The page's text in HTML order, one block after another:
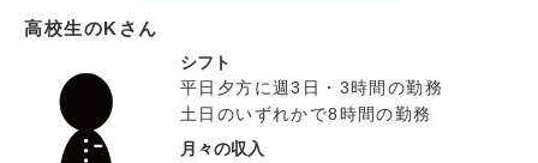
高校生のKさん
シフト
平日夕方に週3日・3時間の勤務
土日のいずれかで8時間の勤務
月々の収入